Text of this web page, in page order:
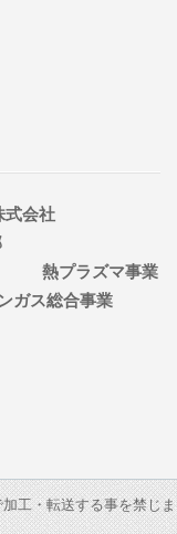
会社
業部
ズマ事業
合事業
工・転送する事を禁じま